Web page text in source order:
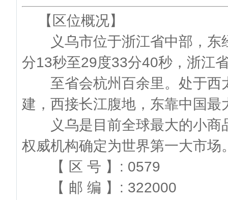
【区位概况】
义乌市位于浙江省中部，东
分13秒至29度33分40秒，浙江
至省会杭州百余里。处于西
建，西接长江腹地，东靠中国
义乌是目前全球最大的小商
权威机构确定为世界第一大市场
【 区 号 】: 0579
【 邮 编 】: 322000